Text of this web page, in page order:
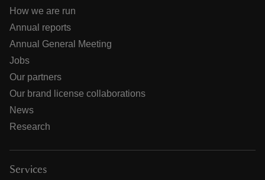
How we are run
Annual reports
Annual General Meeting
Jobs
Our partners
Our brand license collaborations
News
Research
Services